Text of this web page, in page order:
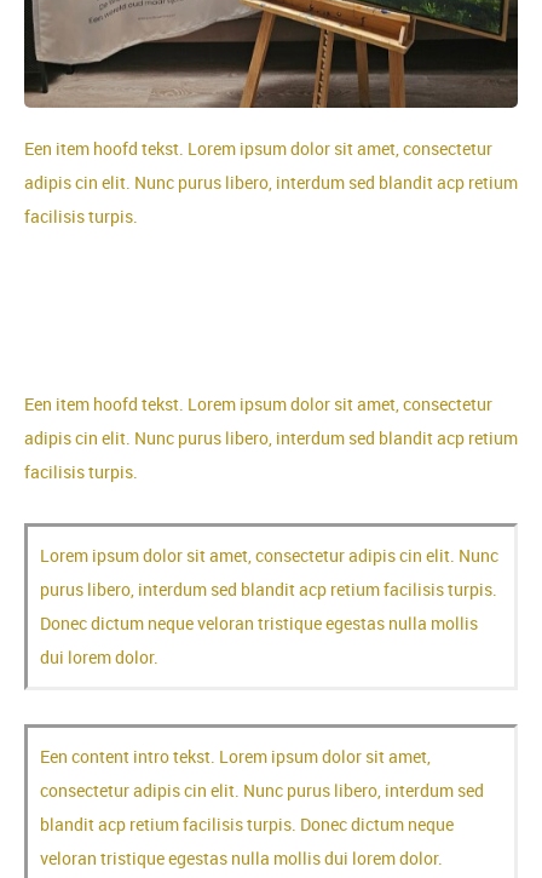
Een item hoofd tekst. Lorem ipsum dolor sit amet, consectetur
adipis cin elit. Nunc purus libero, interdum sed blandit acp retium
facilisis turpis.
Een item hoofd tekst. Lorem ipsum dolor sit amet, consectetur
adipis cin elit. Nunc purus libero, interdum sed blandit acp retium
facilisis turpis.
Lorem ipsum dolor sit amet, consectetur adipis cin elit. Nunc
purus libero, interdum sed blandit acp retium facilisis turpis.
Donec dictum neque veloran tristique egestas nulla mollis
dui lorem dolor.
Een content intro tekst. Lorem ipsum dolor sit amet,
consectetur adipis cin elit. Nunc purus libero, interdum sed
blandit acp retium facilisis turpis. Donec dictum neque
veloran tristique egestas nulla mollis dui lorem dolor.